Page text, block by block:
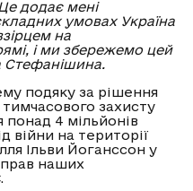
додає мені
умовах Україна
на
і ми збережемо цей
Стефанішина.
подяку за рішення
захисту
понад 4 мільйонів
війни на території
Ільви Йоганссон у
наших